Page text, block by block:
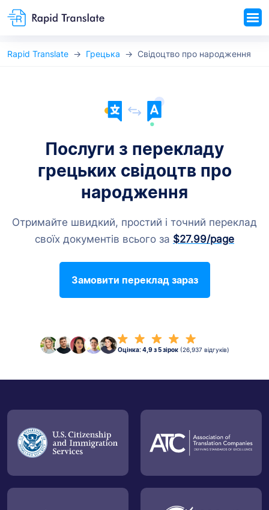
Rapid Translate Грецька Свідоцтво про народження
Послуги з перекладу
грецьких свідоцтв про
народження
Отримайте швидкий, простий і точний переклад
своїх документів всього за $27.99/page
Замовити переклад зараз
Оцінка: 4,9 з 5 зірок (26,937 відгуків)